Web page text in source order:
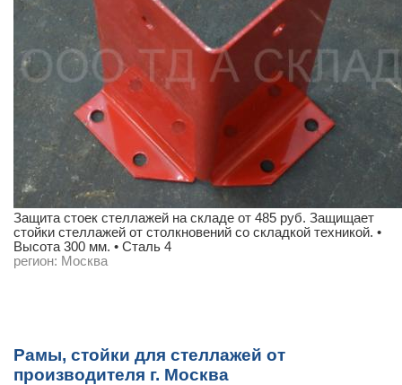
Защита стоек стеллажей на складе от 485 руб. Защищает
стойки стеллажей от столкновений со складкой техникой. •
Высота 300 мм. • Сталь 4
регион: Москва
Рамы, стойки для стеллажей от
производителя г. Москва